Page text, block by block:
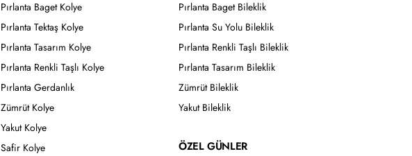
Pırlanta Baget Kolye
Pırlanta Tektaş Kolye
Pırlanta Tasarım Kolye
Pırlanta Renkli Taşlı Kolye
Pırlanta Gerdanlık
Zümrüt Kolye
Yakut Kolye
Safir Kolye
Pırlanta Baget Bileklik
Pırlanta Su Yolu Bileklik
Pırlanta Renkli Taşlı Bileklik
Pırlanta Tasarım Bileklik
Zümrüt Bileklik
Yakut Bileklik
ÖZEL GÜNLER